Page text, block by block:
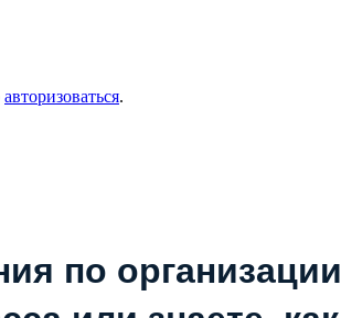
авторизоваться.
по организации